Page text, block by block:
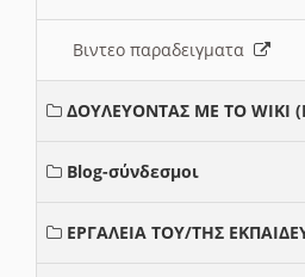
Βιντεο παραδειγματα
ΔΟΥΛΕΥΟΝΤΑΣ ΜΕ ΤΟ WIKI
Blog-σύνδεσμοι
ΕΡΓΑΛΕΙΑ ΤΟΥ/ΤΗΣ